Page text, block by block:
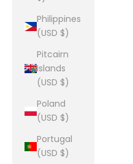
Philippines
(USD $)
Pitcairn
Islands
(USD $)
Poland
(USD $)
Portugal
(USD $)